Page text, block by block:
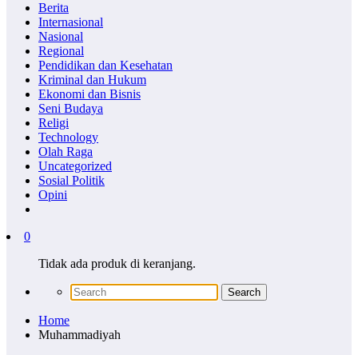
Berita
Internasional
Nasional
Regional
Pendidikan dan Kesehatan
Kriminal dan Hukum
Ekonomi dan Bisnis
Seni Budaya
Religi
Technology
Olah Raga
Uncategorized
Sosial Politik
Opini
0
Tidak ada produk di keranjang.
Home
Muhammadiyah